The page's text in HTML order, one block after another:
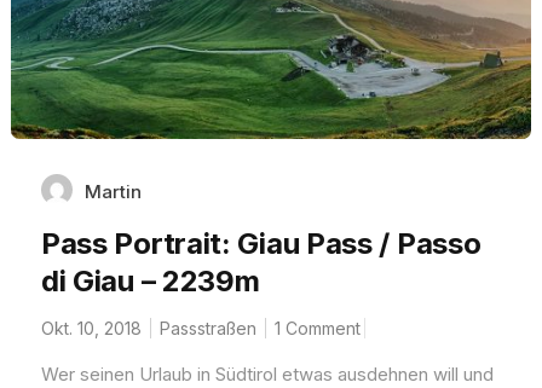
Martin
Pass Portrait: Giau Pass / Passo
di Giau – 2239m
Okt. 10, 2018 Passstraßen 1 Comment
Wer seinen Urlaub in Südtirol etwas ausdehnen will und